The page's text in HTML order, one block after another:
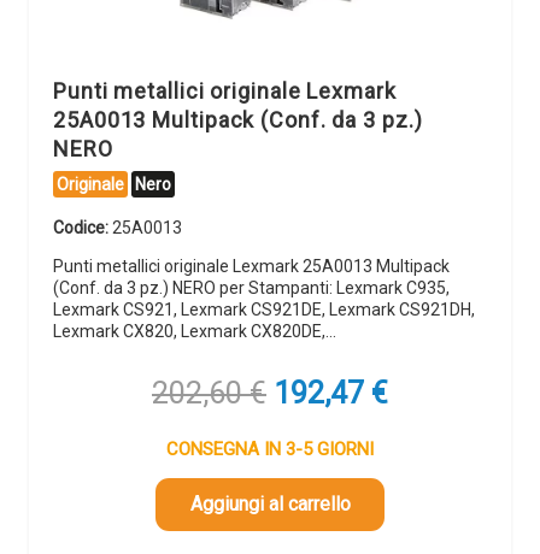
Punti metallici originale Lexmark
25A0013 Multipack (Conf. da 3 pz.)
NERO
Originale Nero
Codice: 25A0013
Punti metallici originale Lexmark 25A0013 Multipack
(Conf. da 3 pz.) NERO per Stampanti: Lexmark C935,
Lexmark CS921, Lexmark CS921DE, Lexmark CS921DH,
Lexmark CX820, Lexmark CX820DE,…
202,60€ Il
originale
era:
202,60 €.
192,47 €Il
CONSEGNA IN 3-5 GIORNI
Aggiungi al carrello